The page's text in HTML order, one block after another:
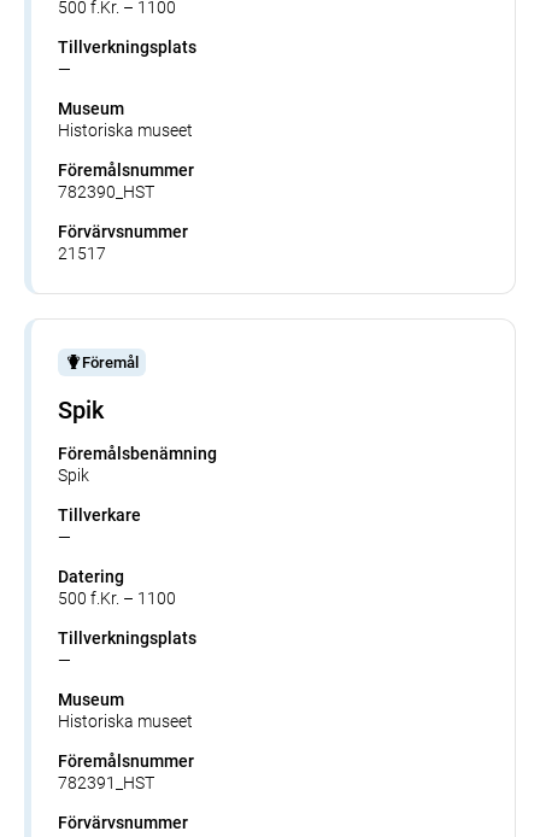
500 f.Kr. – 1100
Tillverkningsplats
—
Museum
Historiska museet
Föremålsnummer
782390_HST
Förvärvsnummer
21517
Föremål
Spik
Föremålsbenämning
Spik
Tillverkare
—
Datering
500 f.Kr. – 1100
Tillverkningsplats
—
Museum
Historiska museet
Föremålsnummer
782391_HST
Förvärvsnummer